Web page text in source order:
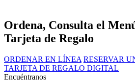
Ordena, Consulta el
Tarjeta de Regalo
ORDENAR EN LÍNEA RESERVAR
TARJETA DE REGALO DIGITAL
Encuéntranos